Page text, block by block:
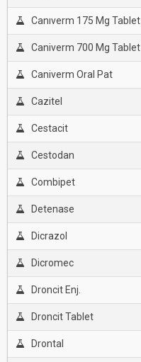
Canıverm 175 Mg Tablet
Caniverm 700 Mg Tablet
Caniverm Oral Pat
Cazitel
Cestacit
Cestodan
Combipet
Detenase
Dicrazol
Dicromec
Droncit Enj.
Droncit Tablet
Drontal